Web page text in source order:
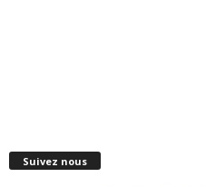
Suivez nous